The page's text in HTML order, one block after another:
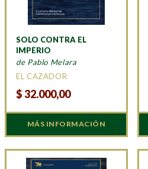
SOLO CONTRA EL
IMPERIO
de Pablo Melara
EL CAZADOR
$32.000,00
MÁS INFORMACIÓN